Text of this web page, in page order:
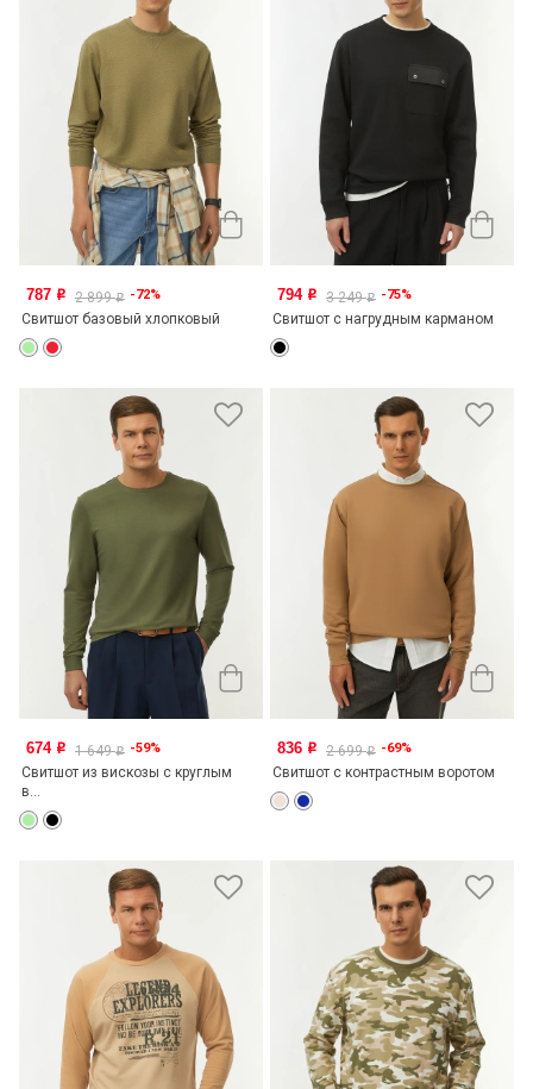
787 o 2 899o -72%
Свитшот базовый хлопковый
794 o 3 249o -75%
Свитшот с нагрудным карманом
674 o 1 649o -59%
Свитшот из вискозы с круглым
в...
836 o 2 699o -69%
Свитшот с контрастным воротом